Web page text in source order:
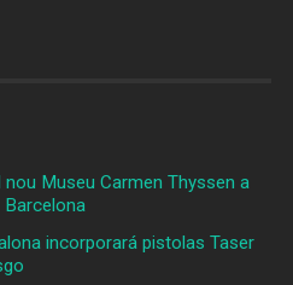
Museu Carmen Thyssen a
Barcelona
incorporará pistolas Taser